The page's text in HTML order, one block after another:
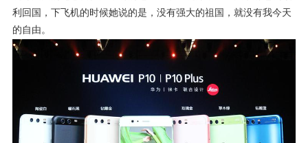
利回国，下飞机的时候她说的是，没有强大的祖国，就没有我今天
的自由。